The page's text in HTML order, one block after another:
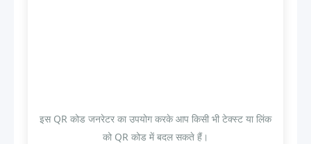
इस QR कोड जनरेटर का उपयोग करके आप किसी भी टेक्स्ट या लिंक
को QR कोड में बदल सकते हैं।